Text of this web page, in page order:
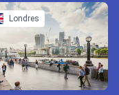
Londres